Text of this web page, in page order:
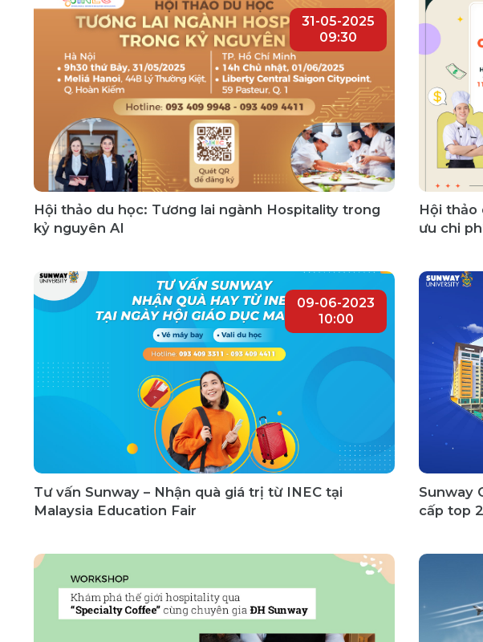
Hội thảo du học: Tương lai ngành Hospitality trong
kỷ nguyên AI
31-05-2025
09:30
Hội thảo
ưu chi
Tư vấn Sunway – Nhận quà giá trị từ INEC tại
Malaysia Education Fair
09-06-2023
10:00
Sunway
cấp top